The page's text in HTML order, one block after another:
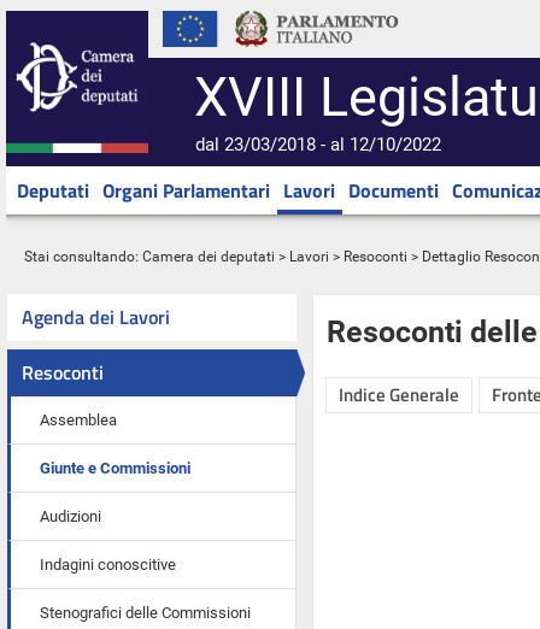
XVIII
dal 23/03/2018 - al 12/10/2022
Deputati Organi Parlamentari Lavori Documenti
Stai consultando: Camera dei deputati > Lavori > Resoconti > Dettaglio
Agenda dei Lavori
Resoconti
Assemblea
Giunte e Commissioni
Audizioni
Indagini conoscitive
Stenografici delle Commissioni
Resoconti
Indice Generale